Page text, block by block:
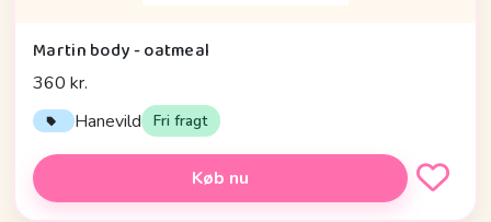
Martin body - oatmeal
360 kr.
Hanevild Fri fragt
Køb nu